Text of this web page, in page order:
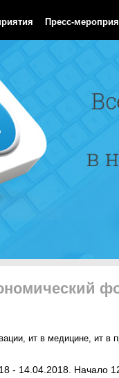
Пресс-
, ит в медицине, ит в
- 14.04.2018. Начало